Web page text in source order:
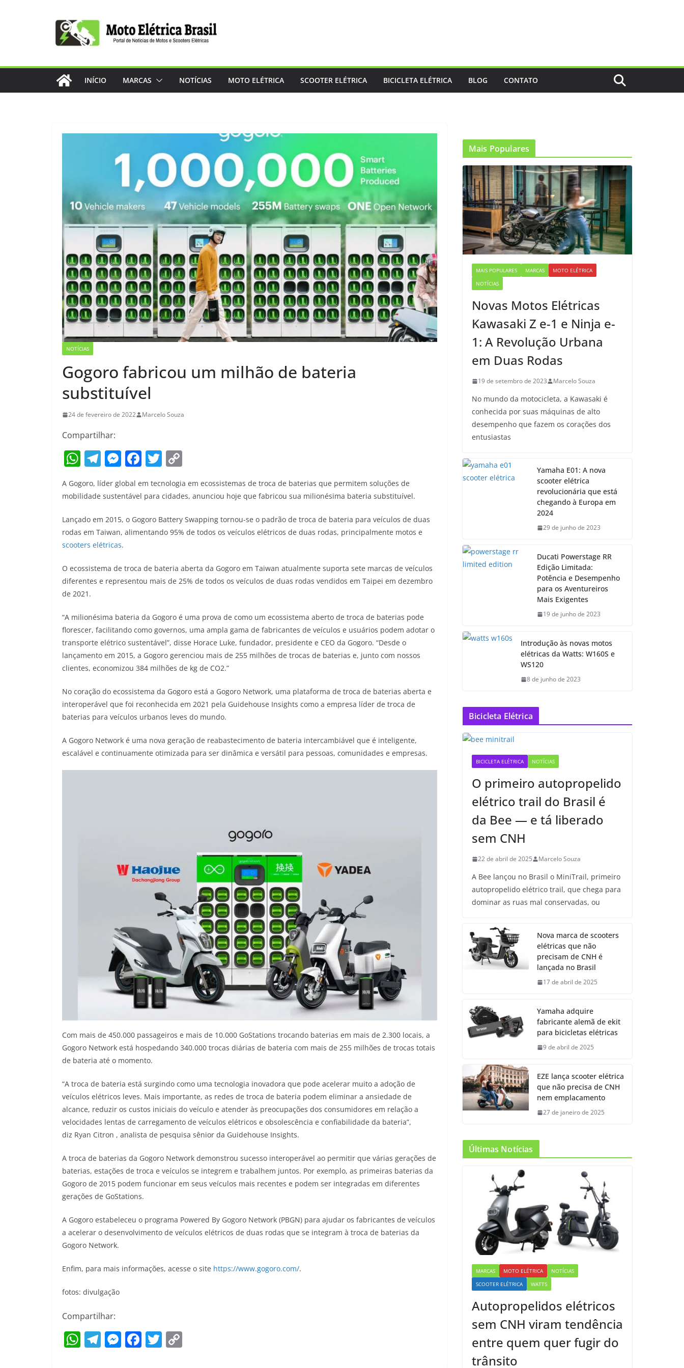
INÍCIO MARCAS NOTÍCIAS MOTO ELÉTRICA SCOOTER ELÉTRICA BICICLETA ELÉTRICA BLOG CONTATO
NOTÍCIAS
Gogoro fabricou um milhão de bateria
substituível
24 de fevereiro de 2022 Marcelo Souza
Compartilhar:
W
at
A
p
T
el
e
a
m
M
e
ss
n
g
F
c
e
b
o
k
T
w
itt p
Li
n
A Gogoro, líder global em tecnologia em ecossistemas de troca de baterias que permitem soluções de
mobilidade sustentável para cidades, anunciou hoje que fabricou sua milionésima bateria substituível.
Lançado em 2015, o Gogoro Battery Swapping tornou-se o padrão de troca de bateria para veículos de duas
rodas em Taiwan, alimentando 95% de todos os veículos elétricos de duas rodas, principalmente motos e
scooters elétricas.
O ecossistema de troca de bateria aberta da Gogoro em Taiwan atualmente suporta sete marcas de veículos
diferentes e representou mais de 25% de todos os veículos de duas rodas vendidos em Taipei em dezembro
de 2021.
“A milionésima bateria da Gogoro é uma prova de como um ecossistema aberto de troca de baterias pode
florescer, facilitando como governos, uma ampla gama de fabricantes de veículos e usuários podem adotar o
transporte elétrico sustentável”, disse Horace Luke, fundador, presidente e CEO da Gogoro. “Desde o
lançamento em 2015, a Gogoro gerenciou mais de 255 milhões de trocas de baterias e, junto com nossos
clientes, economizou 384 milhões de kg de CO2.”
No coração do ecossistema da Gogoro está a Gogoro Network, uma plataforma de troca de baterias aberta e
interoperável que foi reconhecida em 2021 pela Guidehouse Insights como a empresa líder de troca de
baterias para veículos urbanos leves do mundo.
A Gogoro Network é uma nova geração de reabastecimento de bateria intercambiável que é inteligente,
escalável e continuamente otimizada para ser dinâmica e versátil para pessoas, comunidades e empresas.
Com mais de 450.000 passageiros e mais de 10.000 GoStations trocando baterias em mais de 2.300 locais, a
Gogoro Network está hospedando 340.000 trocas diárias de bateria com mais de 255 milhões de trocas totais
de bateria até o momento.
“A troca de bateria está surgindo como uma tecnologia inovadora que pode acelerar muito a adoção de
veículos elétricos leves. Mais importante, as redes de troca de bateria podem eliminar a ansiedade de
alcance, reduzir os custos iniciais do veículo e atender às preocupações dos consumidores em relação a
velocidades lentas de carregamento de veículos elétricos e obsolescência e confiabilidade da bateria”,
diz Ryan Citron , analista de pesquisa sênior da Guidehouse Insights.
A troca de baterias da Gogoro Network demonstrou sucesso interoperável ao permitir que várias gerações de
baterias, estações de troca e veículos se integrem e trabalhem juntos. Por exemplo, as primeiras baterias da
Gogoro de 2015 podem funcionar em seus veículos mais recentes e podem ser integradas em diferentes
gerações de GoStations.
A Gogoro estabeleceu o programa Powered By Gogoro Network (PBGN) para ajudar os fabricantes de veículos
a acelerar o desenvolvimento de veículos elétricos de duas rodas que se integram à troca de baterias da
Gogoro Network.
Enfim, para mais informações, acesse o site https://www.gogoro.com/.
fotos: divulgação
Compartilhar:
W T M F T
Mais Populares
MAIS POPULARES MARCAS
MOTO ELÉTRICA
NOTÍCIAS
Novas Motos Elétricas
Kawasaki Z e-1 e Ninja e-
1: A Revolução Urbana
em Duas Rodas
19 de setembro de 2023 Marcelo Souza
No mundo da motocicleta, a Kawasaki é
conhecida por suas máquinas de alto
desempenho que fazem os corações dos
entusiastas
Yamaha E01: A nova
scooter elétrica
revolucionária que está
chegando à Europa em
2024
29 de junho de 2023
Ducati Powerstage RR
Edição Limitada:
Potência e Desempenho
para os Aventureiros
Mais Exigentes
19 de junho de 2023
Introdução às novas motos
elétricas da Watts: W160S e
WS120
8 de junho de 2023
Bicicleta Elétrica
BICICLETA ELÉTRICA NOTÍCIAS
O primeiro autopropelido
elétrico trail do Brasil é
da Bee — e tá liberado
sem CNH
22 de abril de 2025 Marcelo Souza
A Bee lançou no Brasil o MiniTrail, primeiro
autopropelido elétrico trail, que chega para
dominar as ruas mal conservadas, ou
Nova marca de scooters
elétricas que não
precisam de CNH é
lançada no Brasil
17 de abril de 2025
Yamaha adquire
fabricante alemã de ekit
para bicicletas elétricas
9 de abril de 2025
EZE lança scooter elétrica
que não precisa de CNH
nem emplacamento
27 de janeiro de 2025
Últimas Notícias
MARCAS MOTO ELÉTRICA
NOTÍCIAS
SCOOTER ELÉTRICA
WATTS
Autopropelidos elétricos
sem CNH viram tendência
entre quem quer fugir do
trânsito